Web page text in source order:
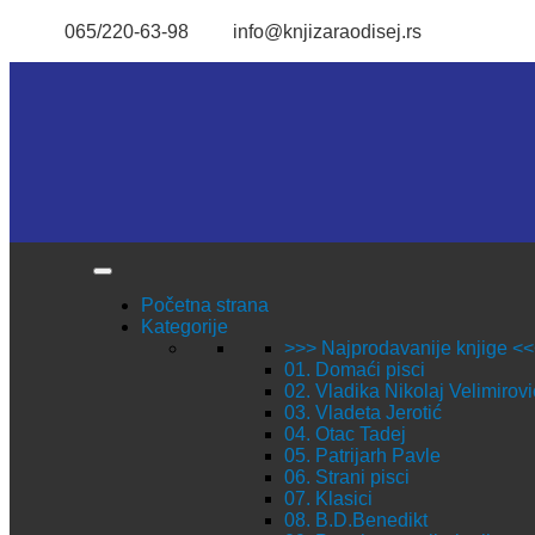
065/220-63-98 info@knjizaraodisej.rs
Početna strana
Kategorije
>>> Najprodavanije knjige
01. Domaći pisci
02. Vladika Nikolaj
03. Vladeta Jerotić
04. Otac Tadej
05. Patrijarh Pavle
06. Strani pisci
07. Klasici
08. B.D.Benedikt